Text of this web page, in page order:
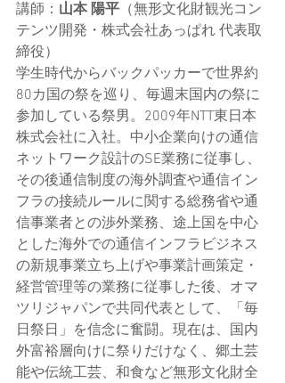
講師： 山本 陽平 （無形文化財観光コン
テンツ開発・ 株式会社あっぱれ 代表取
締役）
学生時代からバックパッカーで世界約
80カ国の祭を巡り、毎週末国内の祭に
参加している祭男。2009年NTT東日本
株式会社に入社。中小企業向けの通信
ネットワーク設計のSE業務に従事し、
その後通信制度の海外調査や通信イン
フラの接続ルールに関する総務省や通
信事業者との渉外業務、途上国を中心
とした海外での通信インフラビジネス
の新規事業立ち上げや事業計画策定・
経営管理等の業務に従事した後、オマ
ツリジャパンで共同代表として、「毎
日祭日」を信念に奮闘。現在は、国内
外富裕層向けに祭りだけなく、郷土芸
能や伝統工芸、和食など無形文化財全